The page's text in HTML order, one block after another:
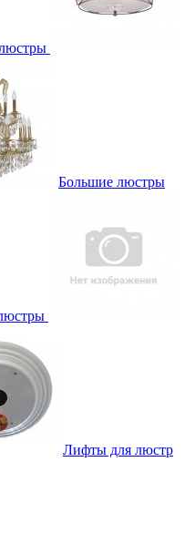
Большие люстры
Лифты для люстр